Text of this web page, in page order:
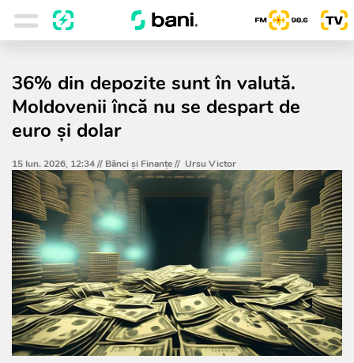
36% din depozite sunt în valută.
Moldovenii încă nu se despart de
euro și dolar
15 Iun. 2026, 12:34 // Bănci şi Finanţe// Ursu Victor